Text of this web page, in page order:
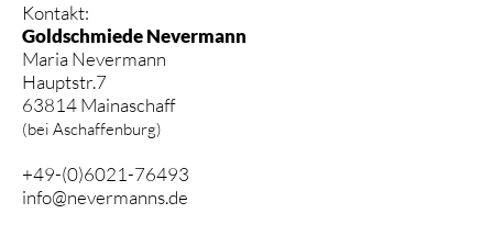
Kontakt:
Goldschmiede Nevermann
Maria Nevermann
Hauptstr.7
63814 Mainaschaff
(bei Aschaffenburg)
+49-(0)6021-76493
info@nevermanns.de